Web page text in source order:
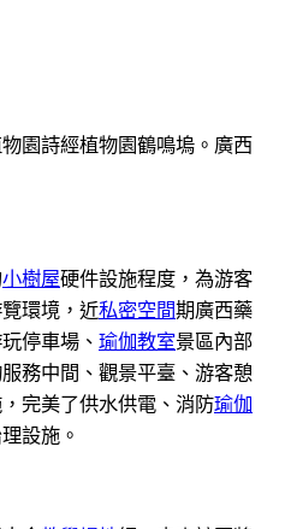
園詩經植物園鶴鳴塢。廣西
小樹屋硬件設施程度，為游客
環境，近私密空間期廣西藥
停車場、 瑜伽教室景區內部
務中間、觀景平臺、游客憩
完美了供水供電、消防瑜伽
設施。